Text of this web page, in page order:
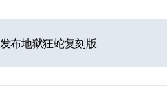
布地狱狂蛇复刻版